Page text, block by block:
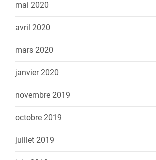
mai 2020
avril 2020
mars 2020
janvier 2020
novembre 2019
octobre 2019
juillet 2019